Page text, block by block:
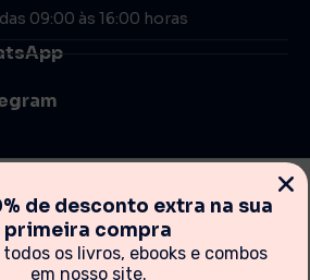
09:00 às 16:00 horas
de desconto extra na sua
primeira compra
os livros, ebooks e combos
em nosso site.